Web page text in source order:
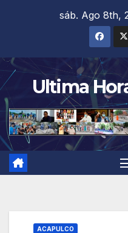
sáb. Ago 8th,
Ultima
ACAPULCO